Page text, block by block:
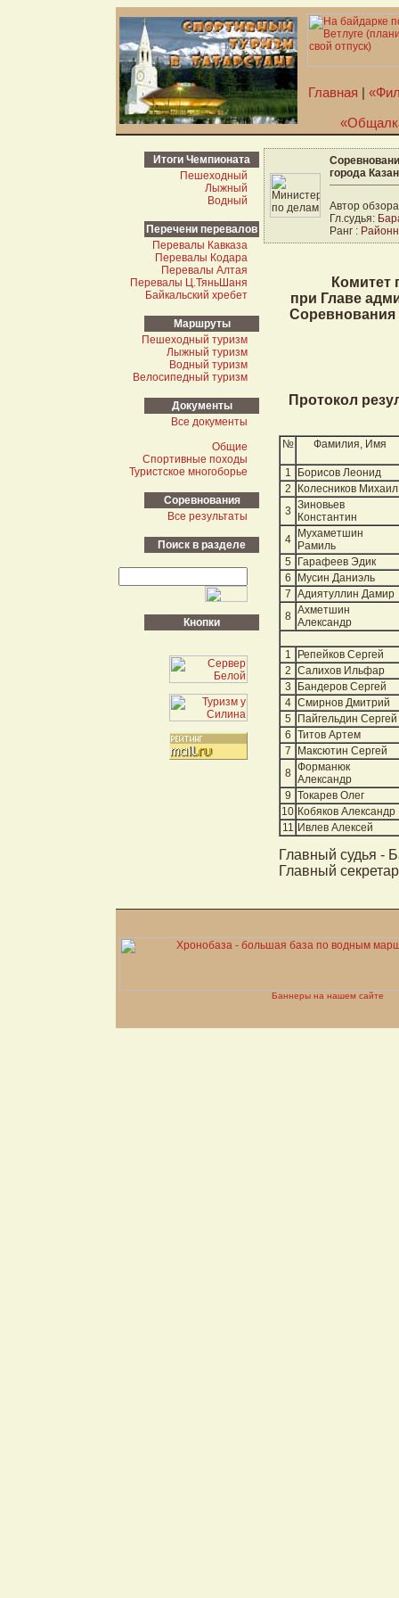
Главная |
Итоги Чемпионата
Пешеходный
Лыжный
Водный
Перечени перевалов
Перевалы Кавказа
Перевалы Кодара
Перевалы Алтая
Перевалы Ц.Тянь­Шаня
Байкальский хребет
Маршруты
Пешеходный туризм
Лыжный туризм
Водный туризм
Велосипедный туризм
Документы
Все документы
Общие
Cпортивные походы
Туристское многоборье
Cоревнования
Все результаты
Поиск в разделе
Кнопки
города
Автор
Гл.судья:
Ранг :
Комитет
при Главе
Протокол
№ Фамилия, Имя
1
Борисов Леонид
2
Колесников Михаил
3 Зиновьев
Константин
4
Мухаметшин
Рамиль
5
Гарафеев Эдик
6
Мусин Даниэль
7 Адиятуллин Дамир
8 Ахметшин
Александр
1
Репейков Сергей
2 Салихов Ильфар
3
Бандеров Сергей
4 Смирнов Дмитрий
5
Пайгельдин Сергей
6 Титов Артем
7
Максютин Сергей
8 Форманюк
Александр
9 Токарев Олег
10 Кобяков Александр
11 Ивлев Алексей
Главный судья -
Главный
Баннеры на нашем сайте